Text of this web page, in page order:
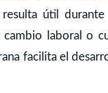
útil
laboral o
facilita el